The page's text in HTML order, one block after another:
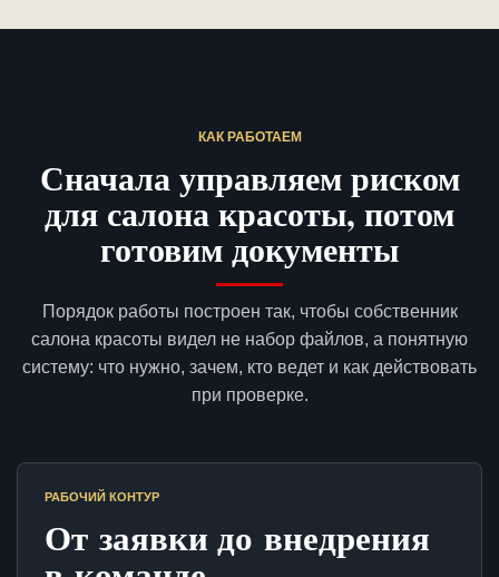
КАК РАБОТАЕМ
Сначала управляем риском
для салона красоты, потом
готовим документы
Порядок работы построен так, чтобы собственник
салона красоты видел не набор файлов, а понятную
систему: что нужно, зачем, кто ведет и как действовать
при проверке.
РАБОЧИЙ КОНТУР
От заявки до внедрения